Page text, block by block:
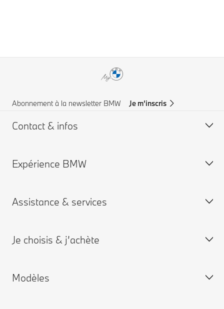
Abonnement à la newsletter BMW Je m’inscris
Contact & infos
Aide & Contact
Assistance routière
Expérience BMW
Carrières chez BMW
Assistance & services
Je réserve un rendez-vous entretien
Garantie
Je choisis & j’achète
Personnalisez la vôtre
Modèles